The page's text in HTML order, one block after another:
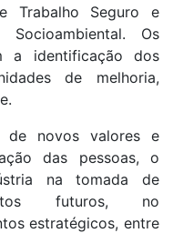
Trabalho Seguro e
Socioambiental. Os
a identificação dos
de melhoria,
de novos valores e
das pessoas, o
na tomada de
futuros, no
estratégicos, entre